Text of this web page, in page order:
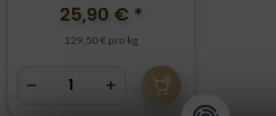
25,90 € *
129,50 € pro kg